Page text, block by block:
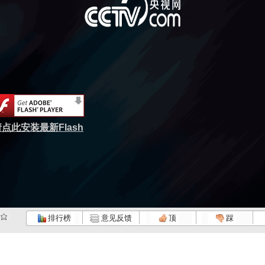
点此安装最新Flash
排行榜 意见反馈 顶 踩